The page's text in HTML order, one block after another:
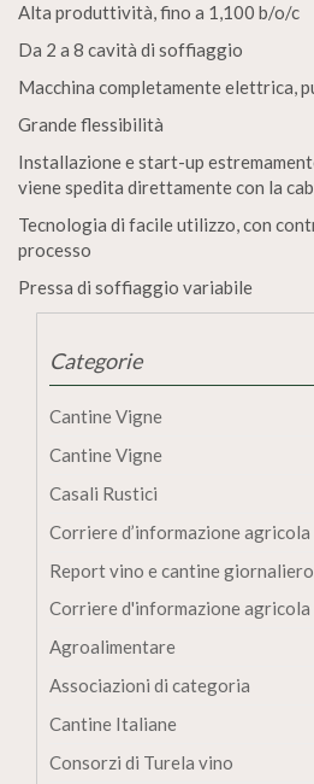
Alta produttività, fino a 1,100 b/o/c
Da 2 a 8 cavità di soffiaggio
Macchina completamente elettrica,
Grande flessibilità
Installazione e start-up
viene spedita direttamente con la
Tecnologia di facile utilizzo, con
processo
Pressa di soffiaggio variabile
Categorie
Cantine Vigne
Cantine Vigne
Casali Rustici
Corriere d’informazione agricola
Report vino e cantine giornaliero
Corriere d'informazione agricola
Agroalimentare
Associazioni di categoria
Cantine Italiane
Consorzi di Turela vino